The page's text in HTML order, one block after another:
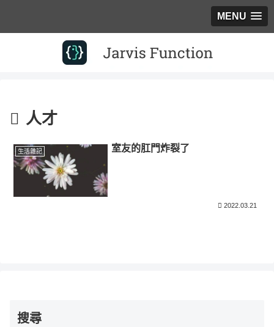
MENU
人才
生活雜記 室友的肛門炸裂了
2022.03.21
搜尋